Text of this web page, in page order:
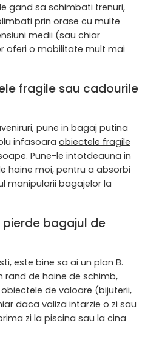
gand sa schimbati trenuri,
prin orase cu multe
medii (sau chiar
oferi o mobilitate mult mai
fragile sau cadourile
pune in bagaj putina
infasoara obiectele fragile
Pune-le intotdeauna in
haine moi, pentru a absorbi
manipularii bagajelor la
bagajul de
este bine sa ai un plan B.
rand de haine de schimb,
de valoare (bijuterii,
daca valiza intarzie o zi sau
zi la piscina sau la cina